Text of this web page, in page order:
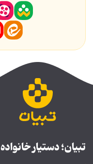
تبیان؛ دستیار خانواده